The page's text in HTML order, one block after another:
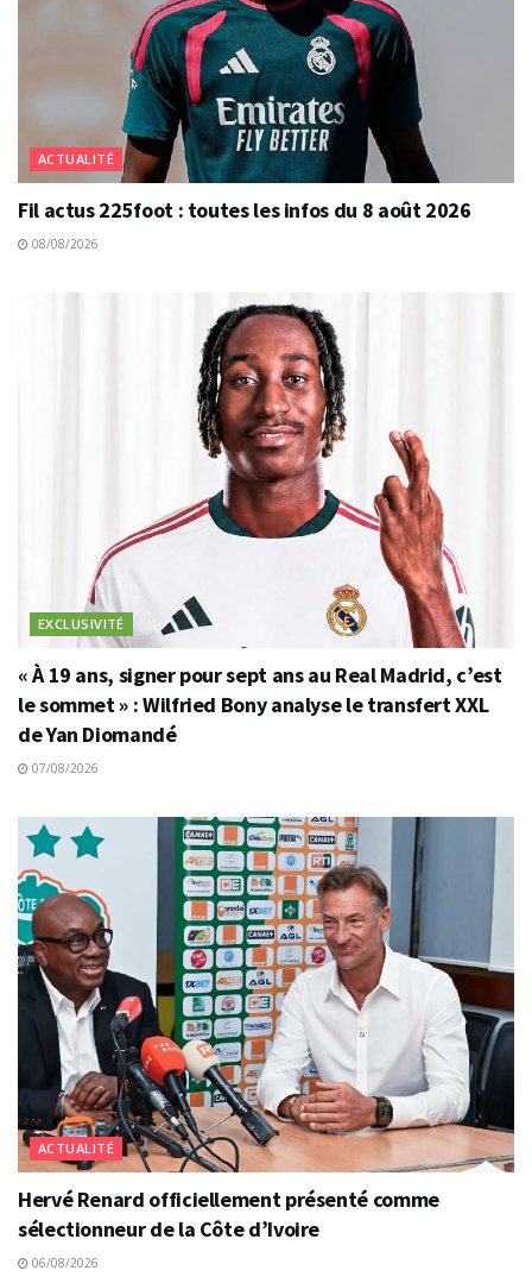
ACTUALITÉ
Fil actus 225foot : toutes les infos du 8 août 2026
08/08/2026
EXCLUSIVITÉ
« À 19 ans, signer pour sept ans au Real Madrid, c’est
le sommet » : Wilfried Bony analyse le transfert XXL
de Yan Diomandé
07/08/2026
ACTUALITÉ
Hervé Renard officiellement présenté comme
sélectionneur de la Côte d’Ivoire
06/08/2026